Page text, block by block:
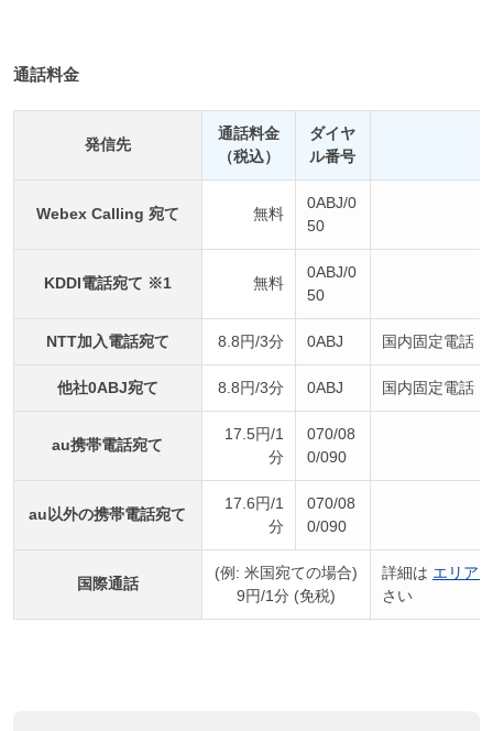
通話料金
発信先
通話料金
（税込）
ダイヤ
ル番号
Webex Calling 宛て 無料
0ABJ/0
50
KDDI電話宛て ※1 無料
0ABJ/0
50
NTT加入電話宛て 8.8円/3分 0ABJ 国内固定電話
他社0ABJ宛て 8.8円/3分 0ABJ 国内固定電話
au携帯電話宛て
17.5円/1
分
070/08
0/090
au以外の携帯電話宛て
17.6円/1
分
070/08
0/090
国際通話
(例: 米国宛ての場合)
9円/1分 (免税)
詳細は エリア
さい